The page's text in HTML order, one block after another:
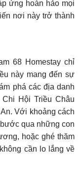
ứng hoàn hảo mọi
nơi này trở thành
68 Homestay chỉ
này mang đến sự
phá các địa danh
Hội Triều Châu
Với khoảng cách
qua những con
hoặc ghé thăm
cần lo lắng về